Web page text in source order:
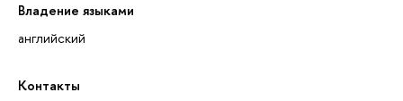
Владение языками
английский
Контакты